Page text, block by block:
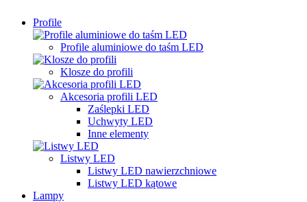
Profile
Profile aluminiowe do taśm LED
Klosze do profili
Akcesoria profili LED
Zaślepki LED
Uchwyty LED
Inne elementy
Listwy LED
Listwy LED nawierzchniowe
Listwy LED kątowe
Lampy